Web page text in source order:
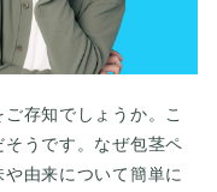
存知でしょうか。こ
うです。なぜ包茎ペ
由来について簡単に